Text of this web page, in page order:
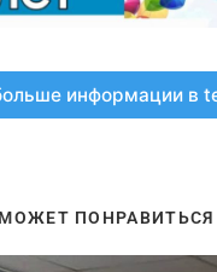
информации в
ПОНРАВИТЬСЯ